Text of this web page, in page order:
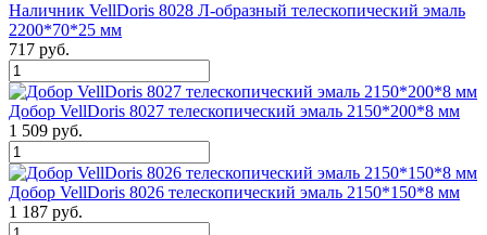
Наличник VellDoris 8028 Л-образный телескопический эмаль
2200*70*25 мм
717 руб.
Добор VellDoris 8027 телескопический эмаль 2150*200*8 мм
1 509 руб.
Добор VellDoris 8026 телескопический эмаль 2150*150*8 мм
1 187 руб.